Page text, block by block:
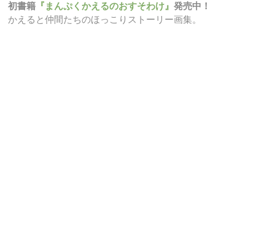
初書籍 『まんぷくかえるのおすそわけ』発売中！
かえると仲間たちのほっこりストーリー画集。